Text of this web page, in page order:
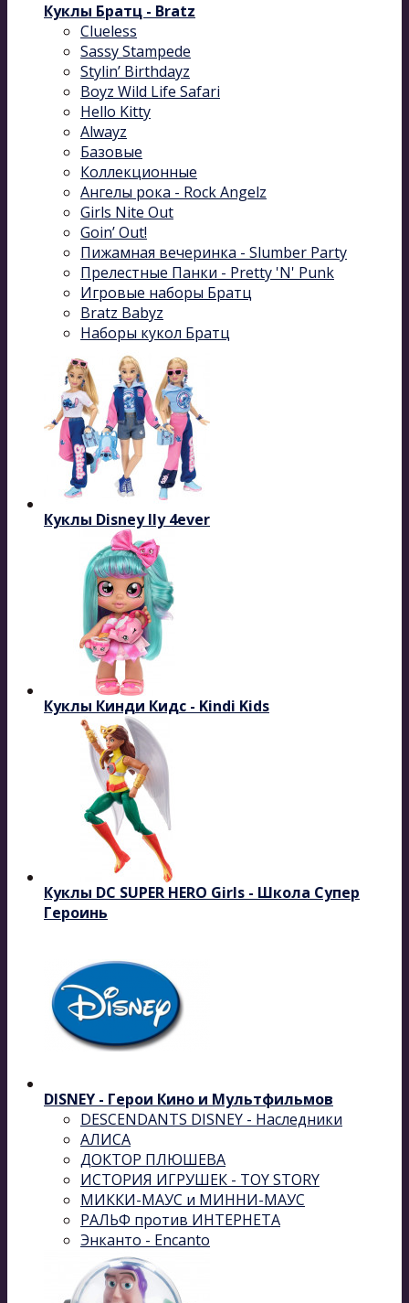
Куклы Братц - Bratz
Clueless
Sassy Stampede
Stylin’ Birthdayz
Boyz Wild Life Safari
Hello Kitty
Alwayz
Базовые
Коллекционные
Ангелы рока - Rock Angelz
Girls Nite Out
Goin’ Out!
Пижамная вечеринка - Slumber Party
Прелестные Панки - Pretty 'N' Punk
Игровые наборы Братц
Bratz Babyz
Наборы кукол Братц
Куклы Disney Ily 4ever
Куклы Кинди Кидс - Kindi Kids
Куклы DC SUPER HERO Girls - Школа Супер
Героинь
DISNEY - Герои Кино и Мультфильмов
DESCENDANTS DISNEY - Наследники
АЛИСА
ДОКТОР ПЛЮШЕВА
ИСТОРИЯ ИГРУШЕК - TOY STORY
МИККИ-МАУС и МИННИ-МАУС
РАЛЬФ против ИНТЕРНЕТА
Энканто - Encanto